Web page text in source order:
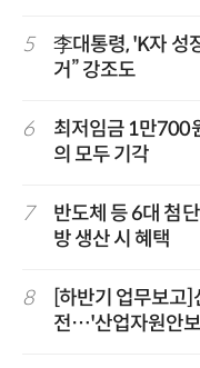
5
李대통령, 'K자 성
거” 강조도
6
최저임금 1만700
의 모두 기각
7
반도체 등 6대 첨
방 생산 시 혜택
8
[하반기 업무보고
전…'산업자원안